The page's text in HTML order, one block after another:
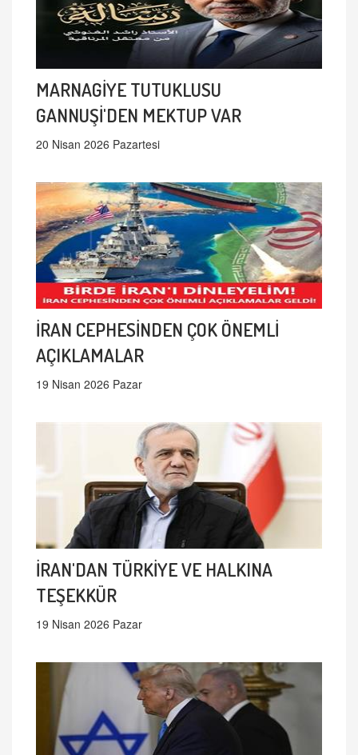
MARNAGİYE TUTUKLUSU
GANNUŞİ'DEN MEKTUP VAR
20 Nisan 2026 Pazartesi
İRAN CEPHESİNDEN ÇOK ÖNEMLİ
AÇIKLAMALAR
19 Nisan 2026 Pazar
İRAN'DAN TÜRKİYE VE HALKINA
TEŞEKKÜR
19 Nisan 2026 Pazar